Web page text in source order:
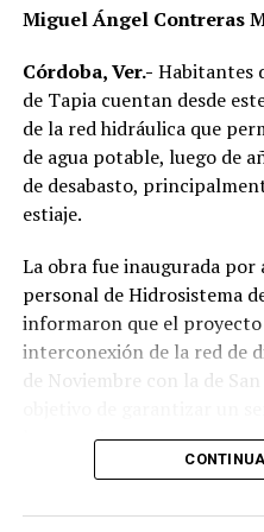
Miguel Ángel Contreras
Córdoba, Ver.- Habitantes
de Tapia cuentan desde
de la red hidráulica que
de agua potable, luego de
de desabasto,
estiaje.
La obra fue inaugurada
personal de Hidrosistema
informaron que el
interconexión de la red de
de Noviembre con la de
los usuarios.
trabajos incluyeron la